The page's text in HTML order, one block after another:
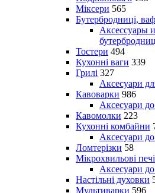
Міксери 565
Бутербродниці,
Аксессуары
Тостери 494
Кухонні ваги 339
Грилі 327
Аксесуари
Кавоварки 986
Аксесуари
Кавомолки 223
Кухонні комбайни
Аксесуари
Ломтерізки 58
Мікрохвильові печі
Аксесуари
Настільні духовки
Мультиварки 596